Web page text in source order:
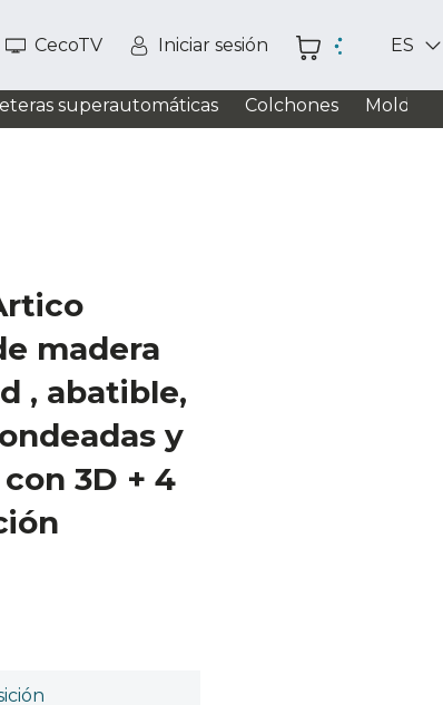
CecoTV Iniciar sesión ES
superautomáticas Colchones
madera
, abatible,
y
3D + 4